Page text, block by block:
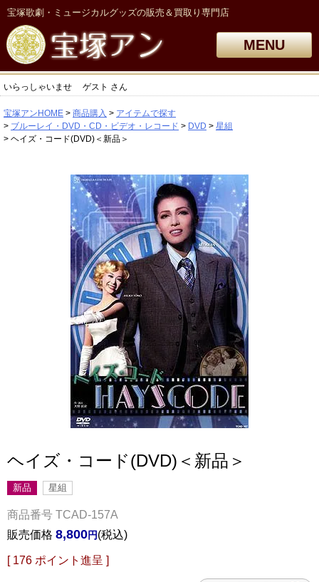
宝塚歌劇・ミュージカルグッズの販売＆買取り専門店
MENU
いらっしゃいませ ゲスト さん
宝塚アンHOME 商品購入
アイテムで探す
ブルーレイ・DVD・CD・ビデオ・レコード
DVD
星組
ヘイズ・コード(DVD)＜新品＞
ヘイズ・コード(DVD)＜新品＞
新品 星組
商品番号 TCAD-157A
販売価格 8,800 税込
[ 176 ポイント進呈 ]